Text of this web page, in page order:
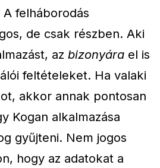
felháborodás
de csak részben. Aki
azbizonyára el is
feltételeket. Ha valaki
akkor annak pontosan
Kogan alkalmazása
gyűjteni. Nem jogos
hogy az adatokat a